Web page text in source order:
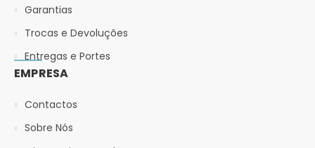
Garantias
Trocas e Devoluções
Entregas e Portes
EMPRESA
Contactos
Sobre Nós